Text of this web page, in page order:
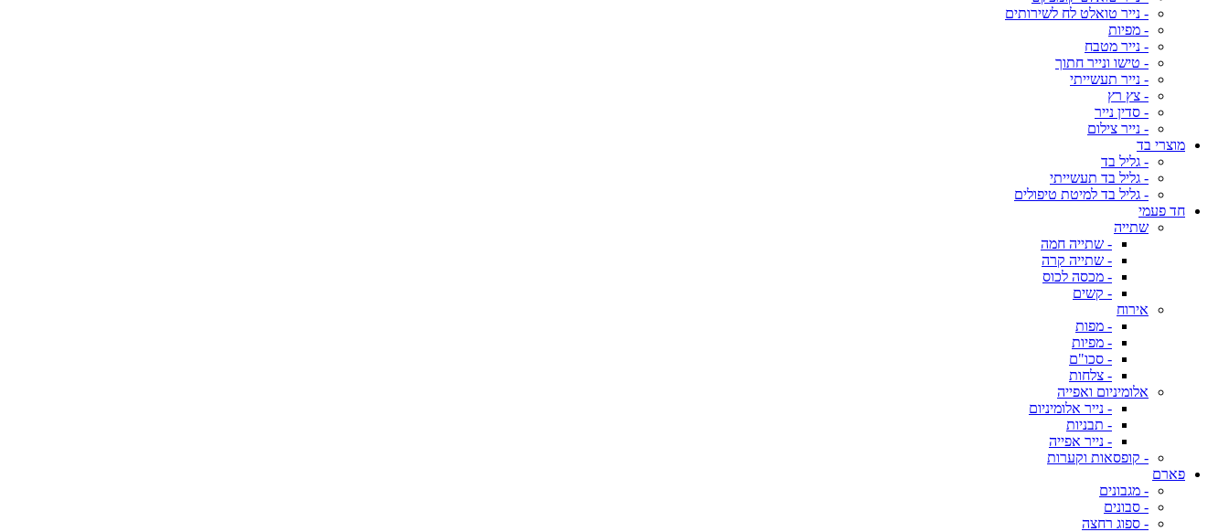
- נייר טואלט לח לשירותים
- מפיות
- נייר מטבח
- טישו ונייר חתוך
- נייר תעשייתי
- צץ רץ
- סדין נייר
- נייר צילום
מוצרי בד
- גליל בד
- גליל בד תעשייתי
- גליל בד למיטת טיפולים
חד פעמי
שתייה
- שתייה חמה
- שתייה קרה
- מכסה לכוס
- קשים
אירוח
- מפות
- מפיות
- סכו"ם
- צלחות
אלומיניום ואפייה
- נייר אלומיניום
- תבניות
- נייר אפייה
- קופסאות וקערות
פארם
- מגבונים
- סבונים
- ספוג רחצה